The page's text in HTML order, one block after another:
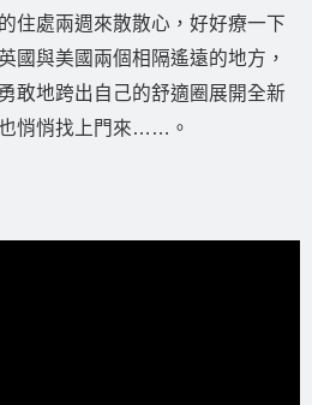
住處兩週來散散心，好好療一下
國與美國兩個相隔遙遠的地方，
敢地跨出自己的舒適圈展開全新
悄悄找上門來……。